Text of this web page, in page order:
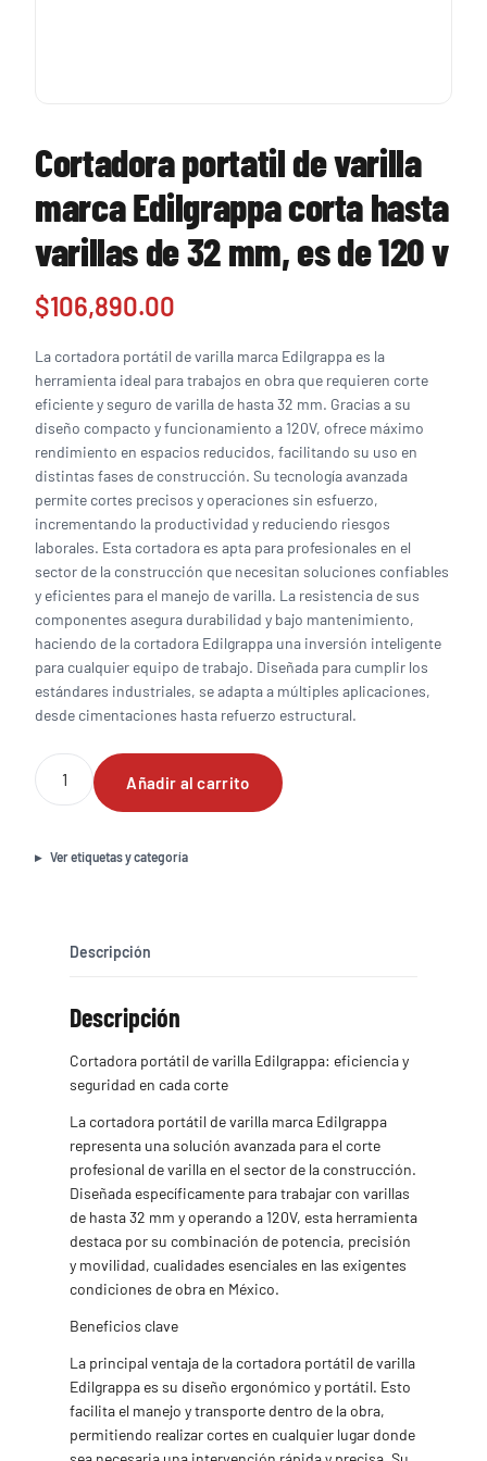
Cortadora portatil de varilla
marca Edilgrappa corta hasta
varillas de 32 mm, es de 120 v
$106,890.00
La cortadora portátil de varilla marca Edilgrappa es la
herramienta ideal para trabajos en obra que requieren corte
eficiente y seguro de varilla de hasta 32 mm. Gracias a su
diseño compacto y funcionamiento a 120V, ofrece máximo
rendimiento en espacios reducidos, facilitando su uso en
distintas fases de construcción. Su tecnología avanzada
permite cortes precisos y operaciones sin esfuerzo,
incrementando la productividad y reduciendo riesgos
laborales. Esta cortadora es apta para profesionales en el
sector de la construcción que necesitan soluciones confiables
y eficientes para el manejo de varilla. La resistencia de sus
componentes asegura durabilidad y bajo mantenimiento,
haciendo de la cortadora Edilgrappa una inversión inteligente
para cualquier equipo de trabajo. Diseñada para cumplir los
estándares industriales, se adapta a múltiples aplicaciones,
desde cimentaciones hasta refuerzo estructural.
Cortadora
portatil
marca
varillas
cantidad
Añadir al carrito
Ver etiquetas y categoría
Descripción
Descripción
Cortadora portátil de varilla Edilgrappa: eficiencia y
seguridad en cada corte
La cortadora portátil de varilla marca Edilgrappa
representa una solución avanzada para el corte
profesional de varilla en el sector de la construcción.
Diseñada específicamente para trabajar con varillas
de hasta 32 mm y operando a 120V, esta herramienta
destaca por su combinación de potencia, precisión
y movilidad, cualidades esenciales en las exigentes
condiciones de obra en México.
Beneficios clave
La principal ventaja de la cortadora portátil de varilla
Edilgrappa es su diseño ergonómico y portátil. Esto
facilita el manejo y transporte dentro de la obra,
permitiendo realizar cortes en cualquier lugar donde